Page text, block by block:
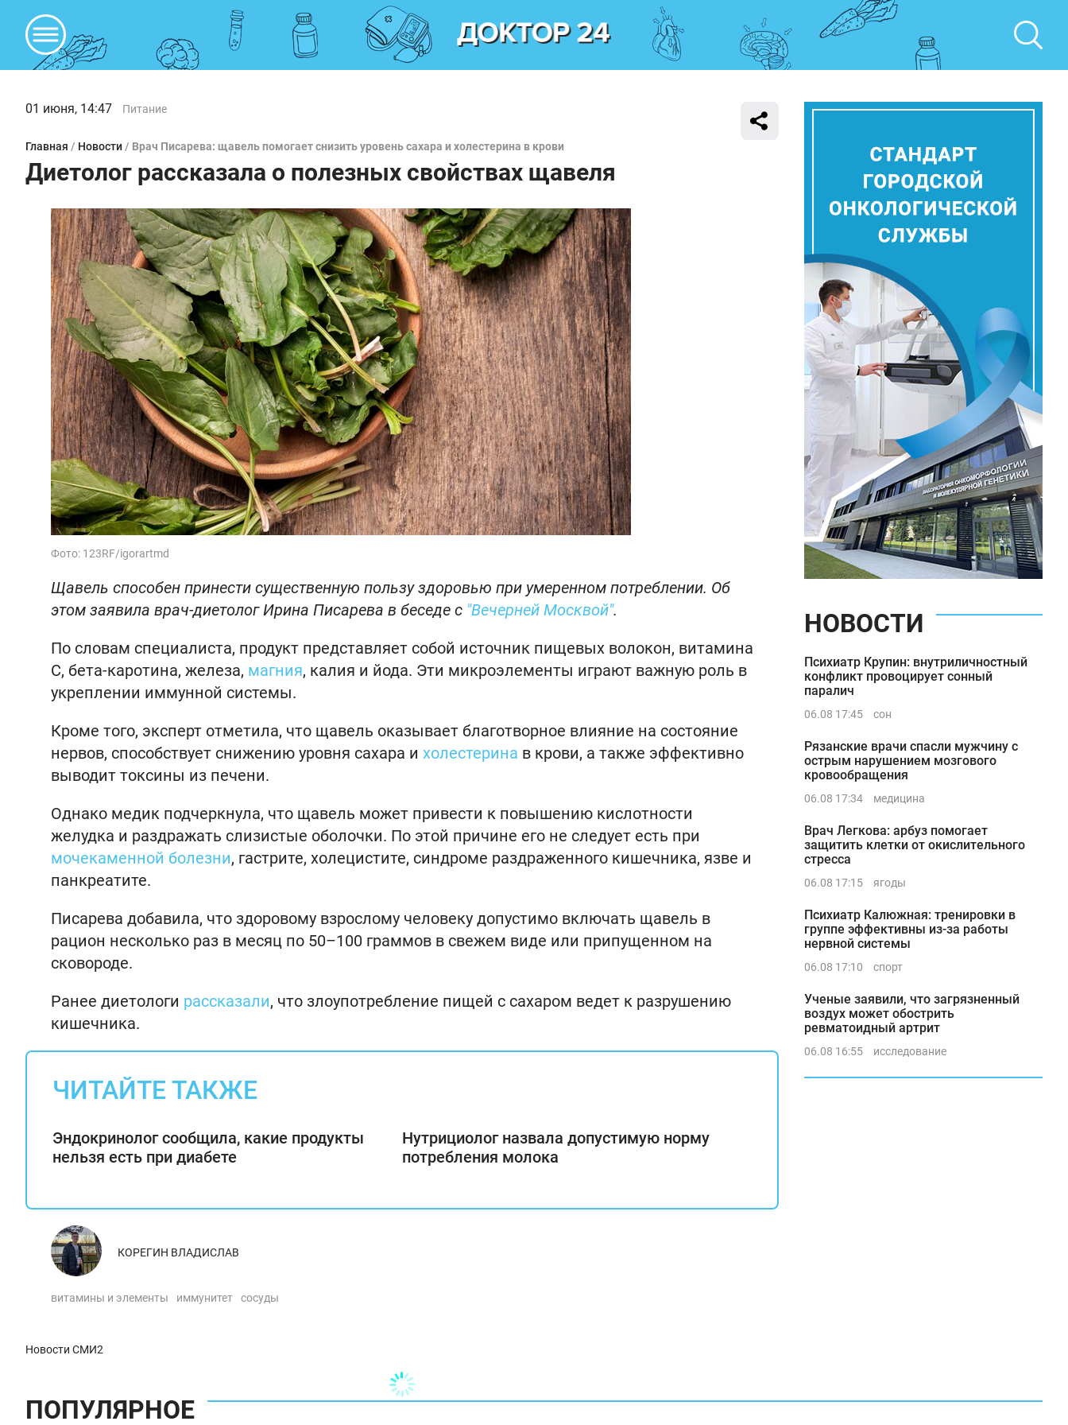
01 июня, 14:47 Питание
Главная / Новости / Врач Писарева: щавель помогает снизить уровень сахара и холестерина в крови
Диетолог рассказала о полезных свойствах щавеля
Фото: 123RF/igorartmd
Щавель способен принести существенную пользу здоровью при умеренном потреблении. Об
этом заявила врач-диетолог Ирина Писарева в беседе с "Вечерней Москвой".
По словам специалиста, продукт представляет собой источник пищевых волокон, витамина
C, бета-каротина, железа, магния, калия и йода. Эти микроэлементы играют важную роль в
укреплении иммунной системы.
Кроме того, эксперт отметила, что щавель оказывает благотворное влияние на состояние
нервов, способствует снижению уровня сахара и холестерина в крови, а также эффективно
выводит токсины из печени.
Однако медик подчеркнула, что щавель может привести к повышению кислотности
желудка и раздражать слизистые оболочки. По этой причине его не следует есть при
мочекаменной болезни, гастрите, холецистите, синдроме раздраженного кишечника, язве и
панкреатите.
Писарева добавила, что здоровому взрослому человеку допустимо включать щавель в
рацион несколько раз в месяц по 50–100 граммов в свежем виде или припущенном на
сковороде.
Ранее диетологи рассказали, что злоупотребление пищей с сахаром ведет к разрушению
кишечника.
ЧИТАЙТЕ ТАКЖЕ
Эндокринолог сообщила, какие продукты
нельзя есть при диабете
Нутрициолог назвала допустимую норму
потребления молока
КОРЕГИН ВЛАДИСЛАВ
витамины и элементы иммунитет сосуды
Новости СМИ2
НОВОСТИ
Психиатр Крупин: внутриличностный
конфликт провоцирует сонный
паралич
06.08 17:45 сон
Рязанские врачи спасли мужчину с
острым нарушением мозгового
кровообращения
06.08 17:34 медицина
Врач Легкова: арбуз помогает
защитить клетки от окислительного
стресса
06.08 17:15 ягоды
Психиатр Калюжная: тренировки в
группе эффективны из-за работы
нервной системы
06.08 17:10 спорт
Ученые заявили, что загрязненный
воздух может обострить
ревматоидный артрит
06.08 16:55 исследование
ПОПУЛЯРНОЕ